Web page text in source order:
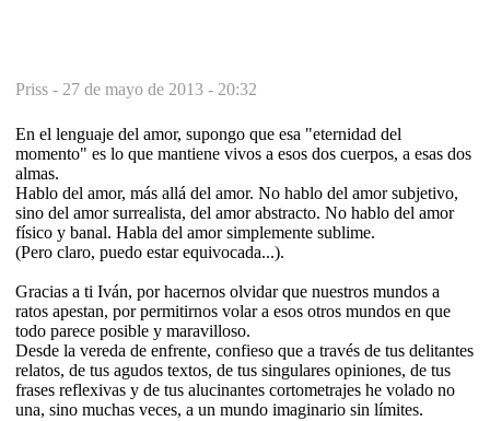
Priss - 27 de mayo de 2013 - 20:32
En el lenguaje del amor, supongo que esa "eternidad del
momento" es lo que mantiene vivos a esos dos cuerpos, a esas dos
almas.
Hablo del amor, más allá del amor. No hablo del amor subjetivo,
sino del amor surrealista, del amor abstracto. No hablo del amor
físico y banal. Habla del amor simplemente sublime.
(Pero claro, puedo estar equivocada...).
Gracias a ti Iván, por hacernos olvidar que nuestros mundos a
ratos apestan, por permitirnos volar a esos otros mundos en que
todo parece posible y maravilloso.
Desde la vereda de enfrente, confieso que a través de tus delitantes
relatos, de tus agudos textos, de tus singulares opiniones, de tus
frases reflexivas y de tus alucinantes cortometrajes he volado no
una, sino muchas veces, a un mundo imaginario sin límites.